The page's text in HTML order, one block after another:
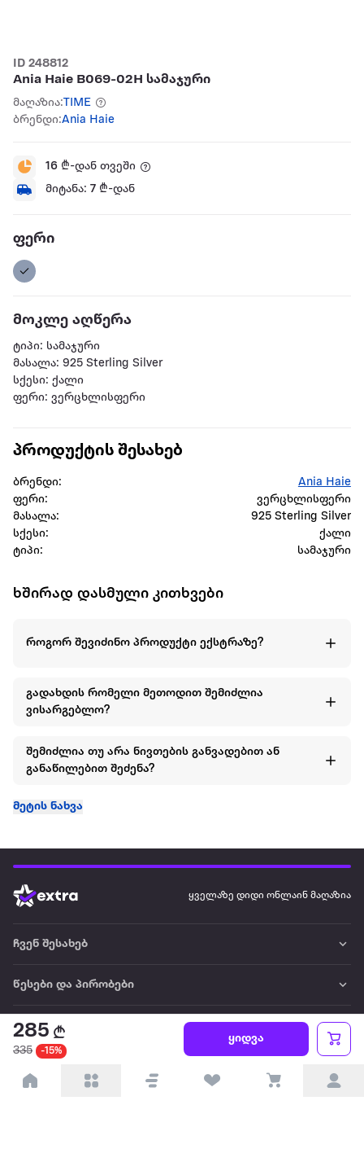
ID 248812
Ania Haie B069-02H სამაჯური
მაღაზია:TIME
ბრენდი:Ania Haie
16 ₾-დან თვეში
მიტანა: 7 ₾-დან
ფერი
მოკლე აღწერა
ტიპი: სამაჯური
მასალა: 925 Sterling Silver
სქესი: ქალი
ფერი: ვერცხლისფერი
285
335 -15%
ყიდვა
პროდუქტის შესახებ
ბრენდი:
Ania Haie
ფერი:
ვერცხლისფერი
მასალა:
925 Sterling Silver
სქესი:
ქალი
ტიპი:
სამაჯური
ხშირად დასმული კითხვები
როგორ შევიძინო პროდუქტი ექსტრაზე?
გადახდის რომელი მეთოდით შემიძლია
ვისარგებლო?
შემიძლია თუ არა ნივთების განვადებით ან
განაწილებით შეძენა?
მეტის ნახვა
ყველაზე დიდი ონლაინ მაღაზია
ჩვენ შესახებ
წესები და პირობები
პარტნიორებისთვის